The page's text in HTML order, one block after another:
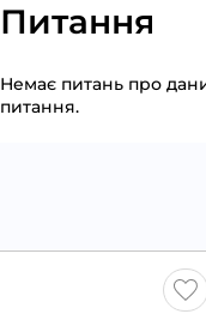
Питання
Немає питань про
питання.